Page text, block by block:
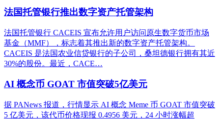
法国托管银行推出数字资产托管架构
法国托管银行 CACEIS 宣布允许用户访问原生数字货币市场
基金（MMF），标志着其推出新的数字资产托管架构。
CACEIS 是法国农业信贷银行的子公司，桑坦德银行拥有其近
30%的股份。最近，CACE…
AI 概念币 GOAT 市值突破5亿美元
据 PANews 报道，行情显示 AI 概念 Meme 币 GOAT 市值突破
5 亿美元，该代币价格现报 0.4956 美元，24 小时涨幅超